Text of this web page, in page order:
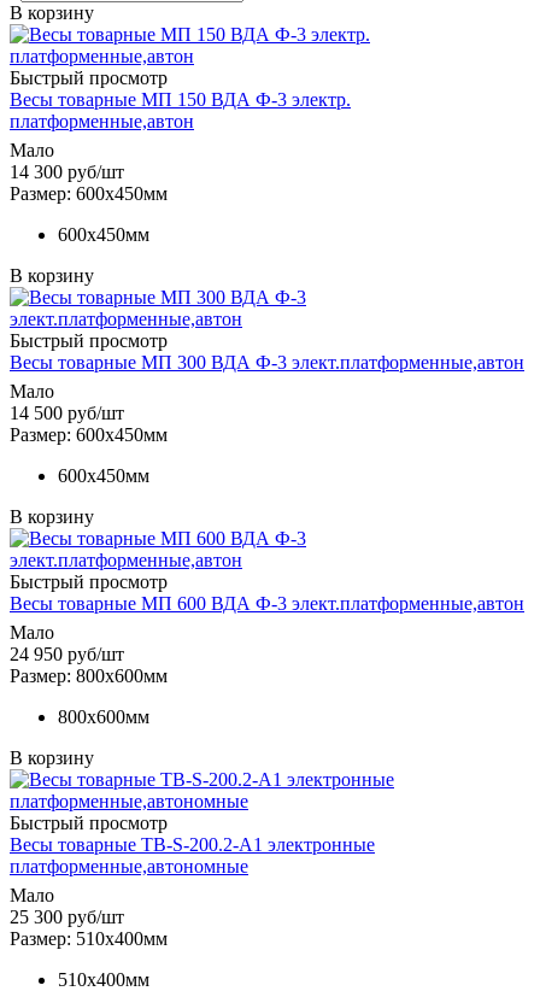
В корзину
Быстрый просмотр
Весы товарные МП 150 ВДА Ф-3 электр.
платформенные,автон
Мало
14 300 руб/шт
Размер: 600х450мм
600х450мм
В корзину
Быстрый просмотр
Весы товарные МП 300 ВДА Ф-3 элект.платформенные,автон
Мало
14 500 руб/шт
Размер: 600х450мм
600х450мм
В корзину
Быстрый просмотр
Весы товарные МП 600 ВДА Ф-3 элект.платформенные,автон
Мало
24 950 руб/шт
Размер: 800х600мм
800х600мм
В корзину
Быстрый просмотр
Весы товарные ТВ-S-200.2-А1 электронные
платформенные,автономные
Мало
25 300 руб/шт
Размер: 510х400мм
510х400мм